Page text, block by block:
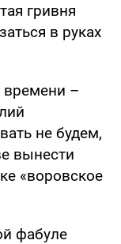
гривня
в руках
времени –
не будем,
вынести
«воровское
фабуле